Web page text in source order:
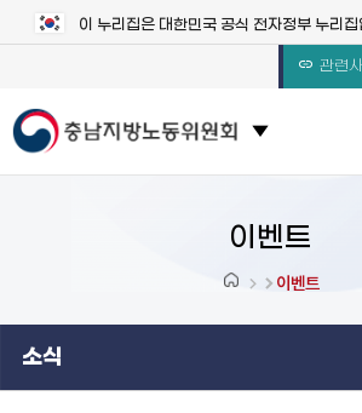
이 누리집은 대한민국 공식 전자정부 누리집
관련
관련 사이트
이벤트
이벤트
소식